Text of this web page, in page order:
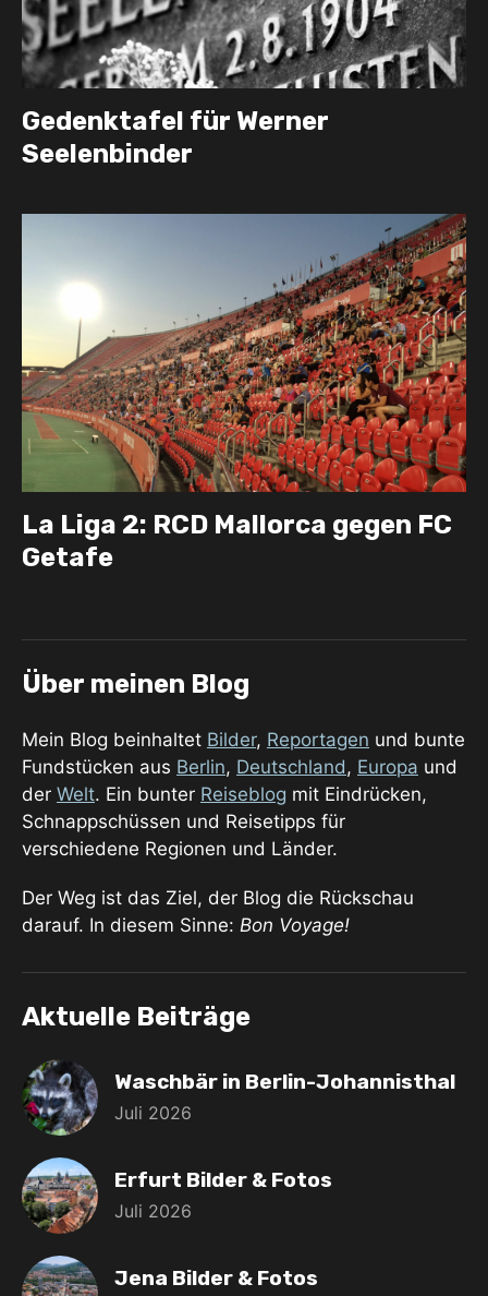
Gedenktafel für Werner
Seelenbinder
La Liga 2: RCD Mallorca gegen FC
Getafe
Über meinen Blog
Mein Blog beinhaltet Bilder, Reportagen und bunte
Fundstücken aus Berlin, Deutschland, Europa und
der Welt. Ein bunter Reiseblog mit Eindrücken,
Schnappschüssen und Reisetipps für
verschiedene Regionen und Länder.
Der Weg ist das Ziel, der Blog die Rückschau
darauf. In diesem Sinne: Bon Voyage!
Aktuelle Beiträge
Waschbär in Berlin-Johannisthal
Juli 2026
Erfurt Bilder & Fotos
Juli 2026
Jena Bilder & Fotos